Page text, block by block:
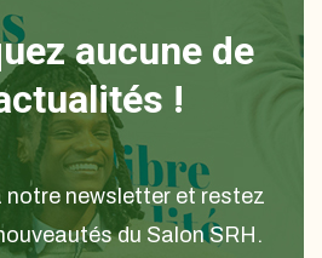
aucune de
!
notre newsletter et restez
du Salon SRH.